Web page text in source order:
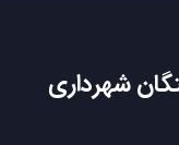
شهرداری